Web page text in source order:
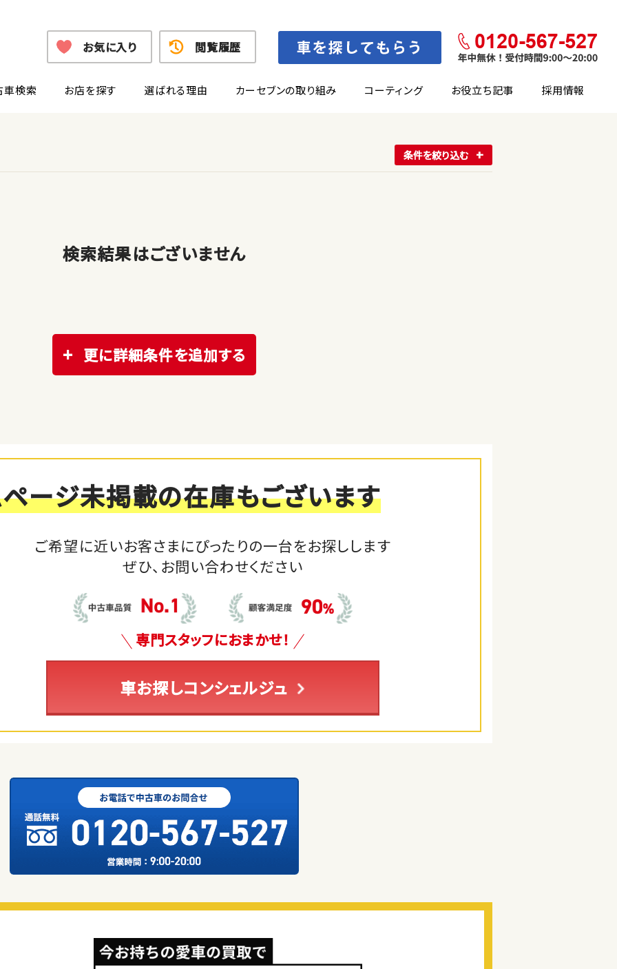
車検索 お店を探す 選ばれる理由 カーセブンの取り組み コーティング お役立ち記事 採用情報
お気に入り 閲覧履歴
条件を絞り込む
検索結果はございません
更に詳細条件を追加する
ージ未掲載の在庫もございます
ご希望に近いお客さまにぴったりの一台をお探しします
ぜひ、お問い合わせください
専門スタッフにおまかせ！
車お探しコンシェルジュ